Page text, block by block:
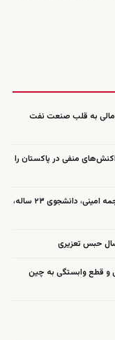
به قلب صنعت نفت
منفی در پاکستان را
اتهام «محاربه» برای چند استوری اینستاگرامی؛ نجمه امینی، دانشجوی ۲۳ ساله،
و قطع وابستگی به چین